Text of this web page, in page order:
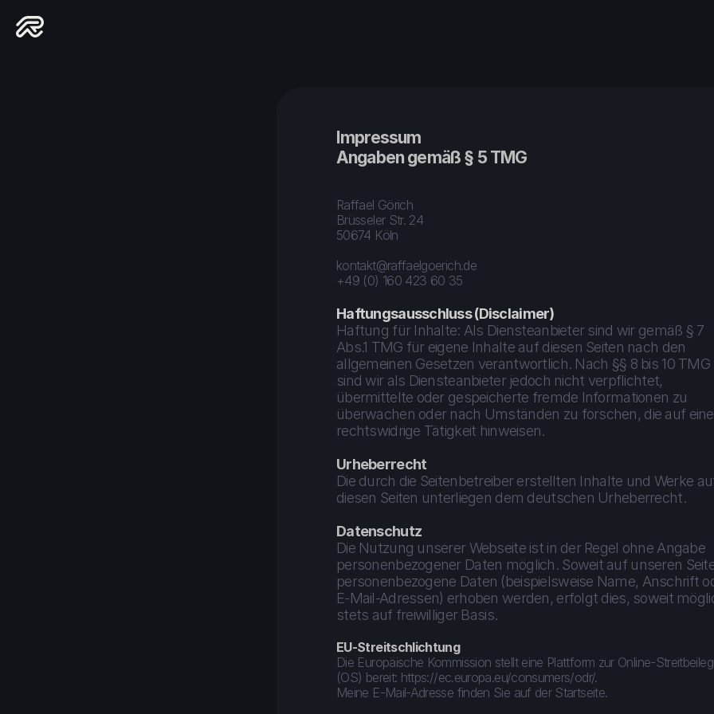
Impressum
Angaben gemäß § 5 TMG
Raffael Görich
Brüsseler Str. 24
50674 Köln
kontakt@raffaelgoerich.de
+49 (0) 160 423 60 35
Haftungsausschluss (Disclaimer)
Haftung für Inhalte: Als Diensteanbieter sind wir gemäß § 7
Abs.1 TMG für eigene Inhalte auf diesen Seiten nach den
allgemeinen Gesetzen verantwortlich. Nach §§ 8 bis 10 TMG
sind wir als Diensteanbieter jedoch nicht verpflichtet,
übermittelte oder gespeicherte fremde Informationen zu
überwachen oder nach Umständen zu forschen, die auf eine
rechtswidrige Tätigkeit hinweisen.
Urheberrecht
Die durch die Seitenbetreiber erstellten Inhalte und Werke
diesen Seiten unterliegen dem deutschen Urheberrecht.
Datenschutz
Die Nutzung unserer Webseite ist in der Regel ohne Angabe
personenbezogener Daten möglich. Soweit auf unseren
personenbezogene Daten (beispielsweise Name, Anschrift
E-Mail-Adressen) erhoben werden, erfolgt dies, soweit
stets auf freiwilliger Basis.
EU-Streitschlichtung
Die Europäische Kommission stellt eine Plattform zur Online-
(OS) bereit: https://ec.europa.eu/consumers/odr/.
Meine E-Mail-Adresse finden Sie auf der Startseite.